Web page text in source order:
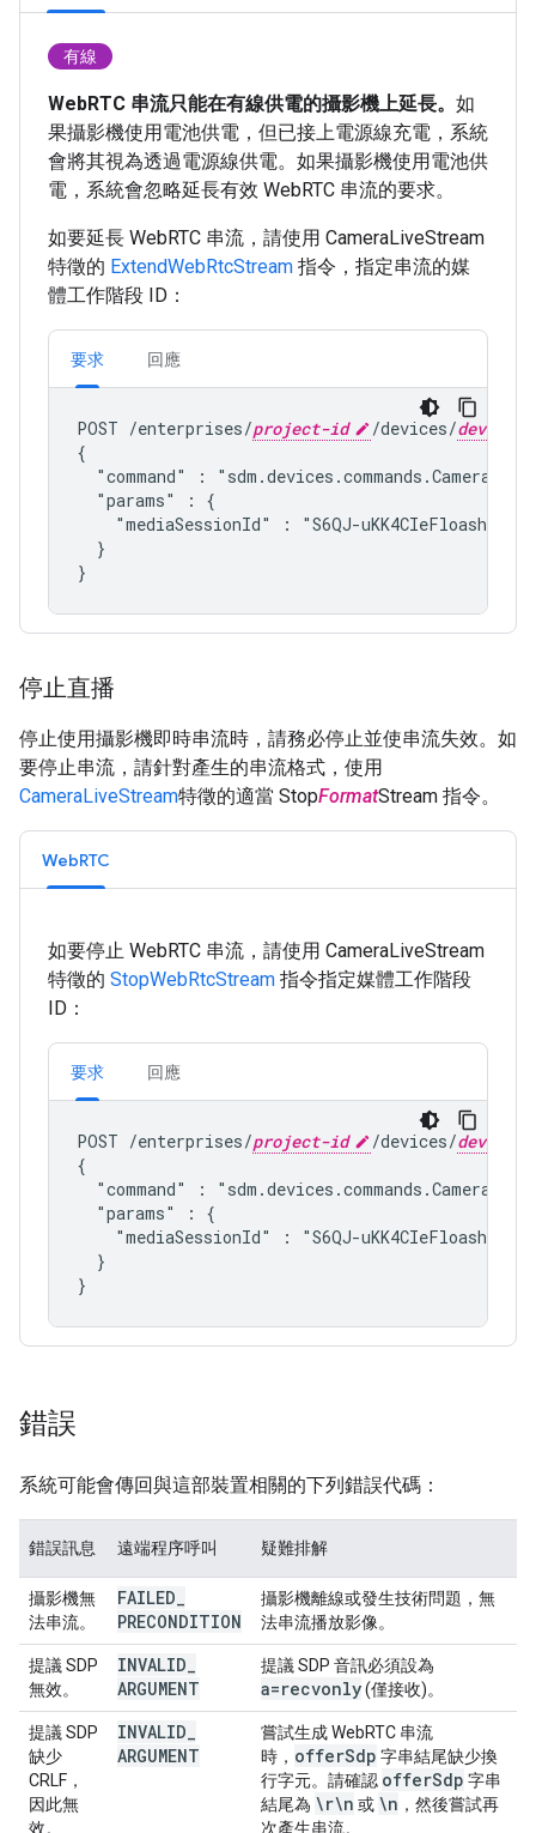
有線
WebRTC 串流只能在有線供電的攝影機上延長。 如
果攝影機使用電池供電，但已接上電源線充電，系統
會將其視為透過電源線供電。如果攝影機使用電池供
電，系統會忽略延長有效 WebRTC 串流的要求。
如要延長 WebRTC 串流，請使用 CameraLiveStream
特徵的 ExtendWebRtcStream 指令，指定串流的媒
體工作階段 ID：
要求 回應
POST /enterprises/project-id /devices/device-
{
  "command" : "
  "params" : {
"mediaSessionId" : "S6QJ-
  }
停止直播
停止使用攝影機即時串流時，請務必停止並使串流失效。如
要停止串流，請針對產生的串流格式，使用
CameraLiveStream特徵的適當 StopFormatStream 指令。
WebRTC
如要停止 WebRTC 串流，請使用 CameraLiveStream
特徵的 StopWebRtcStream 指令指定媒體工作階段
ID：
要求 回應
POST /enterprises/project-id /devices/device-
{
  "command" : "
  "params" : {
"mediaSessionId" : "S6QJ-
  }
錯誤
系統可能會傳回與這部裝置相關的下列錯誤代碼：
錯誤訊息 遠端程序呼叫 疑難排解
攝影機無
法串流。
FAILED
PRECONDITION
攝影機離線或發生技術問題，無
法串流播放影像。
提議 SDP
無效。
INVALID
ARGUMENT
提議 SDP 音訊必須設為
a=recvonly(僅接收)。
提議 SDP
缺少
CRLF，
因此無
效。
INVALID
ARGUMENT
嘗試生成 WebRTC 串流
時， offerSdp 字串結尾缺少換
行字元。請確認 offerSdp 字串
結尾為 \r\n 或 \n ，然後嘗試再
次產生串流。